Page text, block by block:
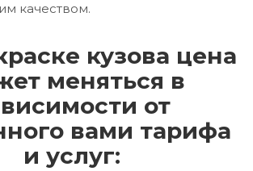
качеством.
кузова цена
меняться в
от
вами тарифа
и услуг: